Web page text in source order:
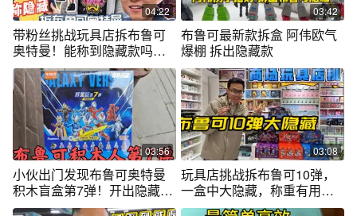
04:22
带粉丝挑战玩具店拆布鲁可
奥特曼！能称到隐藏款吗？
钱包危机！
03:42
布鲁可最新款拆盒 阿伟欧气
爆棚 拆出隐藏款
03:56
小伙出门发现布鲁可奥特曼
积木盲盒第7弹！开出隐藏款
初诞生德凯
03:08
玩具店挑战拆布鲁可10弹，
一盒中大隐藏，称重有用还
是听声音靠谱